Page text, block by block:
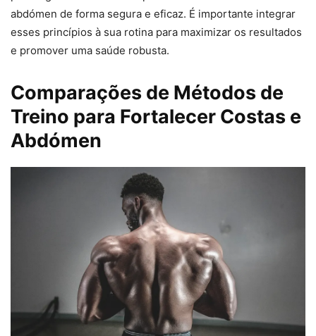
abdómen de forma segura e eficaz. É importante integrar
esses princípios à sua rotina para maximizar os resultados
e promover uma saúde robusta.
Comparações de Métodos de
Treino para Fortalecer Costas e
Abdómen